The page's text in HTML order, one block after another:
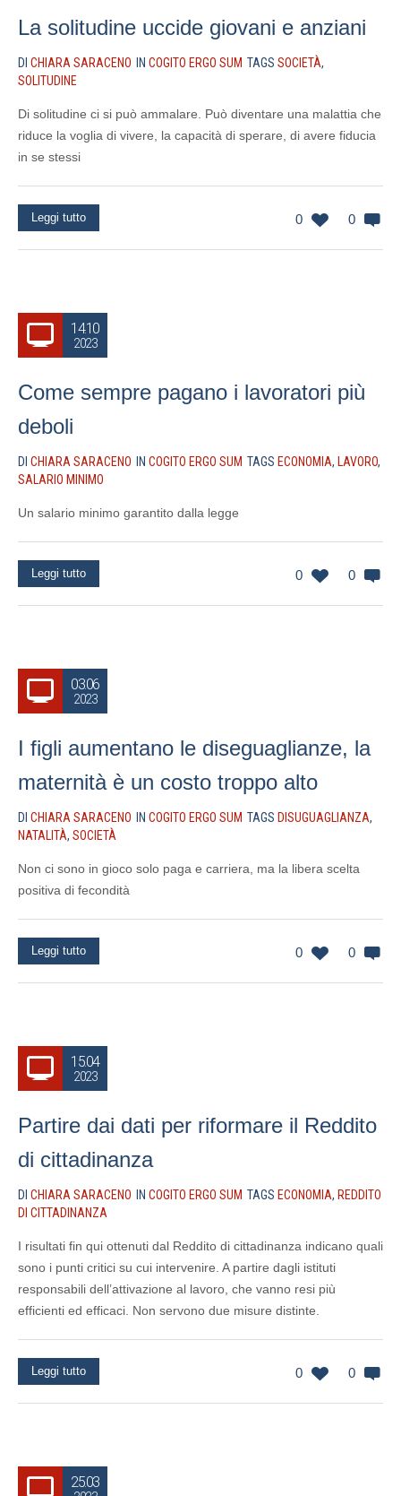
La solitudine uccide giovani e anziani
DI CHIARA SARACENO IN COGITO ERGO SUM TAGS SOCIETÀ,
SOLITUDINE
Di solitudine ci si può ammalare. Può diventare una malattia che
riduce la voglia di vivere, la capacità di sperare, di avere fiducia
in se stessi
0 0
Leggi tutto
14.10
2023
Come sempre pagano i lavoratori più
deboli
DI CHIARA SARACENO IN COGITO ERGO SUM TAGS ECONOMIA, LAVORO,
SALARIO MINIMO
Un salario minimo garantito dalla legge
0 0
Leggi tutto
03.06
2023
I figli aumentano le diseguaglianze, la
maternità è un costo troppo alto
DI CHIARA SARACENO IN COGITO ERGO SUM TAGS DISUGUAGLIANZA,
NATALITÀ, SOCIETÀ
Non ci sono in gioco solo paga e carriera, ma la libera scelta
positiva di fecondità
0 0
Leggi tutto
15.04
2023
Partire dai dati per riformare il Reddito
di cittadinanza
DI CHIARA SARACENO IN COGITO ERGO SUM TAGS ECONOMIA, REDDITO
DI CITTADINANZA
I risultati fin qui ottenuti dal Reddito di cittadinanza indicano quali
sono i punti critici su cui intervenire. A partire dagli istituti
responsabili dell’attivazione al lavoro, che vanno resi più
efficienti ed efficaci. Non servono due misure distinte.
0 0
Leggi tutto
25.03